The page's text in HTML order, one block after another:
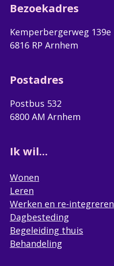
Bezoekadres
Kemperbergerweg 139e
6816 RP Arnhem
Postadres
Postbus 532
6800 AM Arnhem
Ik wil...
Wonen
Leren
Werken en re-integreren
Dagbesteding
Begeleiding thuis
Behandeling